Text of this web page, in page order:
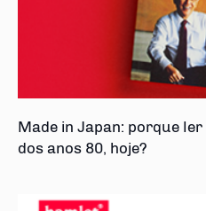
Made in Japan: porque
dos anos 80, hoje?